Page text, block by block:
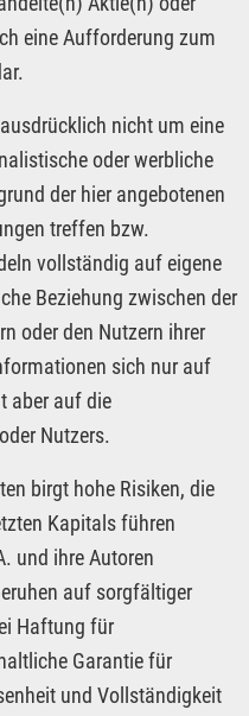
eine Aufforderung zum
nicht um eine
oder werbliche
der hier angebotenen
treffen bzw.
vollständig auf eigene
Beziehung zwischen der
oder den Nutzern ihrer
sich nur auf
aber auf die
Nutzers.
birgt hohe Risiken, die
Kapitals führen
und ihre Autoren
auf sorgfältiger
Haftung für
Garantie für
und Vollständigkeit